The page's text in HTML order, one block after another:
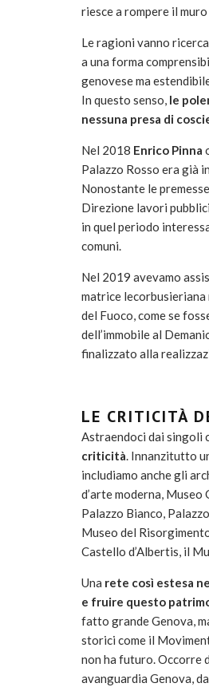
riesce a rompere il
Le ragioni vanno
a una forma
genovese ma
In questo senso, le
nessuna presa di
Nel 2018 Enrico Pinna
Palazzo Rosso era già
Nonostante le
Direzione lavori
in quel periodo
comuni.
Nel 2019 avevamo
matrice
del Fuoco, come se
dell’immobile al
finalizzato alla
LE CRITICITÀ
Astraendoci dai singoli
criticità. Innanzitutto
includiamo anche gli
d’arte moderna,
Palazzo Bianco,
Museo del
Castello d’Albertis, il
Una rete così estesa
e fruire questo
fatto grande Genova,
storici come il
non ha futuro. Occorre
avanguardia Genova,